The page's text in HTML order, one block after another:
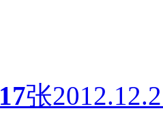
17张